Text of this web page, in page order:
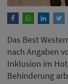
Das Best
nach Angaben
Inklusion im
Behinderung